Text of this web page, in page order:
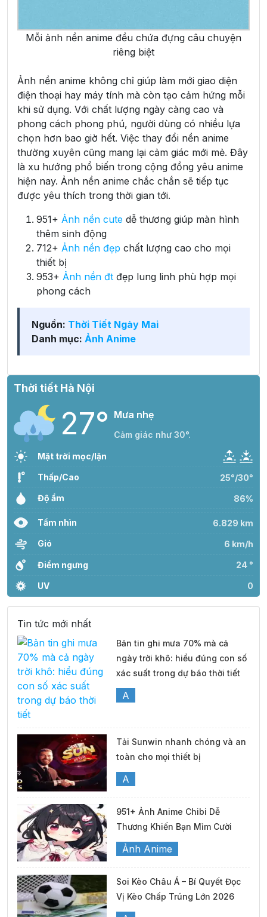
Mỗi ảnh nền anime đều chứa đựng câu chuyện
riêng biệt
Ảnh nền anime không chỉ giúp làm mới giao diện
điện thoại hay máy tính mà còn tạo cảm hứng mỗi
khi sử dụng. Với chất lượng ngày càng cao và
phong cách phong phú, người dùng có nhiều lựa
chọn hơn bao giờ hết. Việc thay đổi nền anime
thường xuyên cũng mang lại cảm giác mới mẻ. Đây
là xu hướng phổ biến trong cộng đồng yêu anime
hiện nay. Ảnh nền anime chắc chắn sẽ tiếp tục
được yêu thích trong thời gian tới.
951+ Ảnh nền cute dễ thương giúp màn hình
thêm sinh động
712+ Ảnh nền đẹp chất lượng cao cho mọi
thiết bị
953+ Ảnh nền đt đẹp lung linh phù hợp mọi
phong cách
Nguồn: Thời Tiết Ngày Mai
Danh mục: Ảnh Anime
Thời tiết Hà Nội
27° Mưa nhẹ
Cảm giác như 30°.
Mặt trời mọc/lặn
Thấp/Cao 25°/30°
Độ ẩm 86%
Tầm nhìn 6.829 km
Gió 6 km/h
Điểm ngưng 24 °
UV 0
Tin tức mới nhất
Bản tin ghi mưa 70% mà cả
ngày trời khô: hiểu đúng con số
xác suất trong dự báo thời tiết
A
Tải Sunwin nhanh chóng và an
toàn cho mọi thiết bị
A
951+ Ảnh Anime Chibi Dễ
Thương Khiến Bạn Mỉm Cười
Ảnh Anime
Soi Kèo Châu Á – Bí Quyết Đọc
Vị Kèo Chấp Trúng Lớn 2026